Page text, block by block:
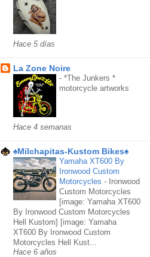
Hace 5 días
La Zone Noire
- *The Junkers *
motorcycle artworks
Hace 4 semanas
♠Milchapitas-Kustom Bikes♠
Yamaha XT600 By
Ironwood Custom
Motorcycles - Ironwood
Custom Motorcycles
[image: Yamaha XT600
By Ironwood Custom Motorcycles
Hell Kustom] [image: Yamaha
XT600 By Ironwood Custom
Motorcycles Hell Kust...
Hace 6 años